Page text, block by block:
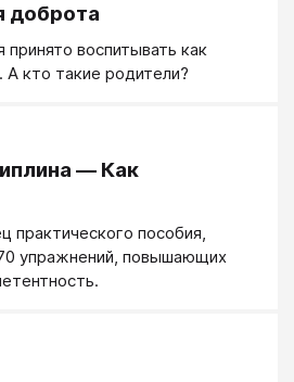
доброта
воспитывать как
А кто такие родители?
— Как
практического пособия,
упражнений, повышающих